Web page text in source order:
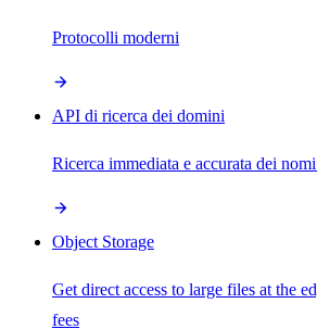
Protocolli moderni
API di ricerca dei domini
Ricerca immediata e accurata dei
Object Storage
Get direct access to large files at the
fees